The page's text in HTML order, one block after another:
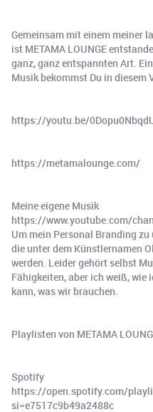
Gemeinsam mit einem meiner
ist METAMA LOUNGE
ganz, ganz entspannten Art.
Musik bekommst Du in diesem
https://youtu.be/
https://metamalounge.com/
Meine eigene Musik
https://www.youtube.com/
Um mein Personal Branding
die unter dem Künstlernamen
werden. Leider gehört selbst
Fähigkeiten, aber ich weiß, wie
kann, was wir brauchen.
Playlisten von METAMA
Spotify
https://open.spotify.com/
si=e7517c9b49a2488c